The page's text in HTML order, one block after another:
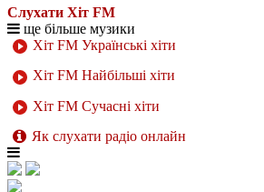
Слухати Хіт FM
ще більше музики
Хіт FM Українські хіти
Хіт FM Найбільші хіти
Хіт FM Сучасні хіти
Як слухати радіо онлайн